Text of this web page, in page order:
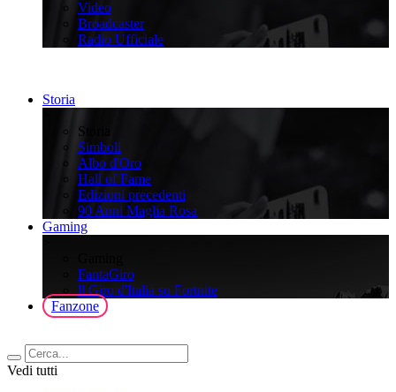
Video
Broadcaster
Radio Ufficiale
Storia
Storia
Simboli
Albo d'Oro
Hall of Fame
Edizioni precedenti
90 Anni Maglia Rosa
Gaming
FantaGiro
ll Giro d'Italia su Fortnite
Fanzone
Vedi tutti